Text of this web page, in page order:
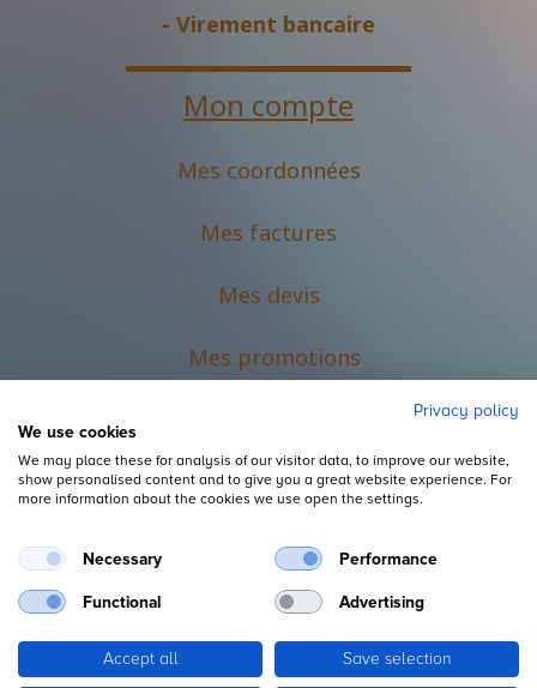
- Virement bancaire
Mon compte
Mes coordonnées
Mes factures
Mes devis
Mes promotions
Mentions légales
Privacy policy
We use cookies
We may place these for analysis of our visitor data, to improve our website,
show personalised content and to give you a great website experience. For
more information about the cookies we use open the settings.
Necessary Performance
Functional Advertising
Accept all Save selection